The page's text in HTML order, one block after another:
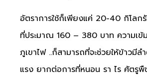
อัตราการใช้ก็เพียงแค่ 20-40 กิโลก
ที่ประมาณ 160 – 380 บาท ความเข้
ภูเขาไฟ ..ก็สามารถที่จะช่วยให้ข้าวมี
แรง ยากต่อการที่หนอน รา ไร ศัตรูพื